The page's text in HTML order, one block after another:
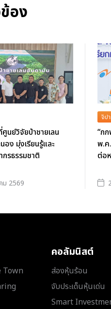
อง
นย์วิจัยป่าชายเลน
อง มุ่งเรียนรู้และ
รธรรมชาติ
ม 2569
จิป
“ก
พ.ค
ต่อ
Town
คอลัมนิสต์
ส่องหุ้นร้อน
จับประเด็นหุ้นเด่น
Smart